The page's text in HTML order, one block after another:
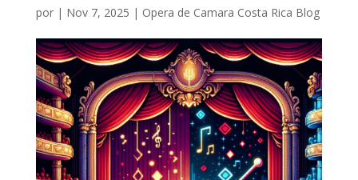
por | Nov 7, 2025 | Opera de Camara Costa Rica Blog